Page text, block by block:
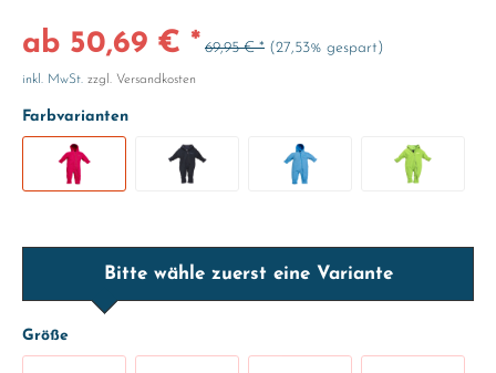
ab 50,69 € * 69,95 € * (27,53% gespart)
inkl. MwSt. zzgl. Versandkosten
Farbvarianten
Bitte wähle zuerst eine Variante
Größe